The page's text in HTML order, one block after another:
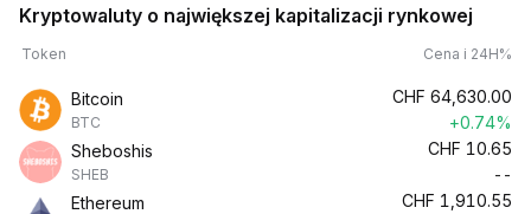
Kryptowaluty o największej kapitalizacji rynkowej
Token Cena i 24H%
Bitcoin
BTC
CHF 64,630.00
+0.74%
Sheboshis
SHEB
CHF 10.65
--
Ethereum
CHF 1,910.55